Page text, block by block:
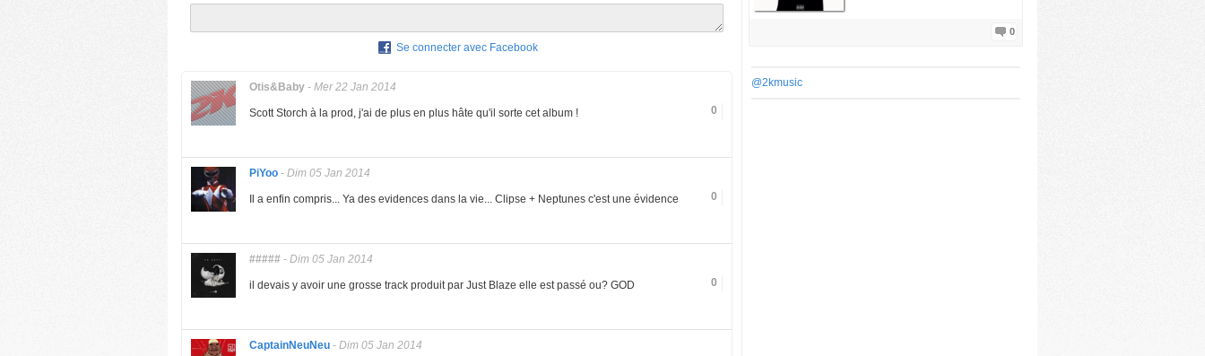
Se connecter avec Facebook
Otis&Baby - Mer 22 Jan 2014
0
Scott Storch à la prod, j'ai de plus en plus hâte qu'il sorte cet album !
PiYoo - Dim 05 Jan 2014
0
Il a enfin compris... Ya des evidences dans la vie... Clipse + Neptunes c'est une évidence
##### - Dim 05 Jan 2014
0
il devais y avoir une grosse track produit par Just Blaze elle est passé ou? GOD
CaptainNeuNeu - Dim 05 Jan 2014
0
@2kmusic